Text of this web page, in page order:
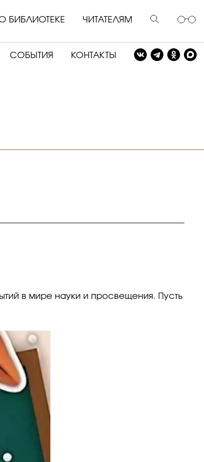
БИБЛИОТЕКЕ ЧИТАТЕЛЯМ
СОБЫТИЯ КОНТАКТЫ
в мире науки и просвещения. Пусть